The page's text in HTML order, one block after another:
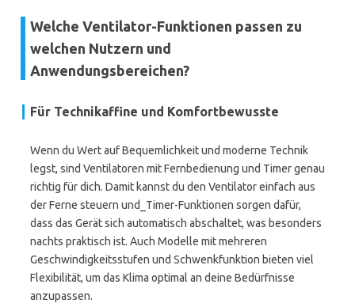
Welche Ventilator-Funktionen passen zu
welchen Nutzern und
Anwendungsbereichen?
Für Technikaffine und Komfortbewusste
Wenn du Wert auf Bequemlichkeit und moderne Technik
legst, sind Ventilatoren mit Fernbedienung und Timer genau
richtig für dich. Damit kannst du den Ventilator einfach aus
der Ferne steuern und_Timer-Funktionen sorgen dafür,
dass das Gerät sich automatisch abschaltet, was besonders
nachts praktisch ist. Auch Modelle mit mehreren
Geschwindigkeitsstufen und Schwenkfunktion bieten viel
Flexibilität, um das Klima optimal an deine Bedürfnisse
anzupassen.